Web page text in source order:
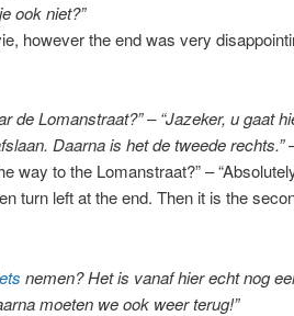
ook niet?”
however the end was very
de Lomanstraat?” – “Jazeker, u gaat
Daarna is het de tweede rechts.”
way to the Lomanstraat?” –
turn left at the end. Then it is the
nemen? Het is vanaf hier echt nog
moeten we ook weer terug!”